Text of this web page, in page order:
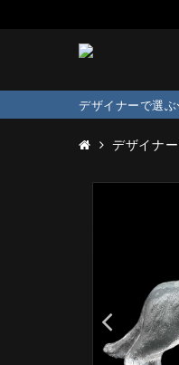
デザイナーで選ぶ
デザイナ